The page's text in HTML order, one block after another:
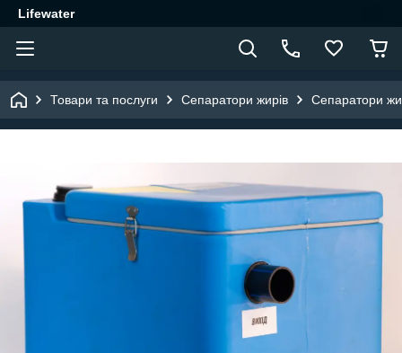
Lifewater
Товари та послуги Сепаратори жирів Сепаратори